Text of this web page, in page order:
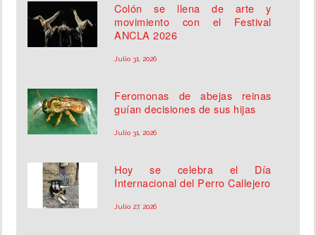
Colón se llena de arte y
movimiento con el Festival
ANCLA 2026
Julio 31, 2026
Feromonas de abejas reinas
guían decisiones de sus hijas
Julio 31, 2026
Hoy se celebra el Día
Internacional del Perro Callejero
Julio 27, 2026